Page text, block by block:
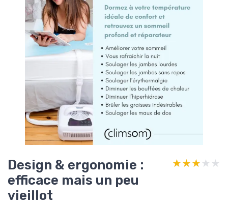
Design & ergonomie :
efficace mais un peu
vieillot
★★★★★
★★★★★